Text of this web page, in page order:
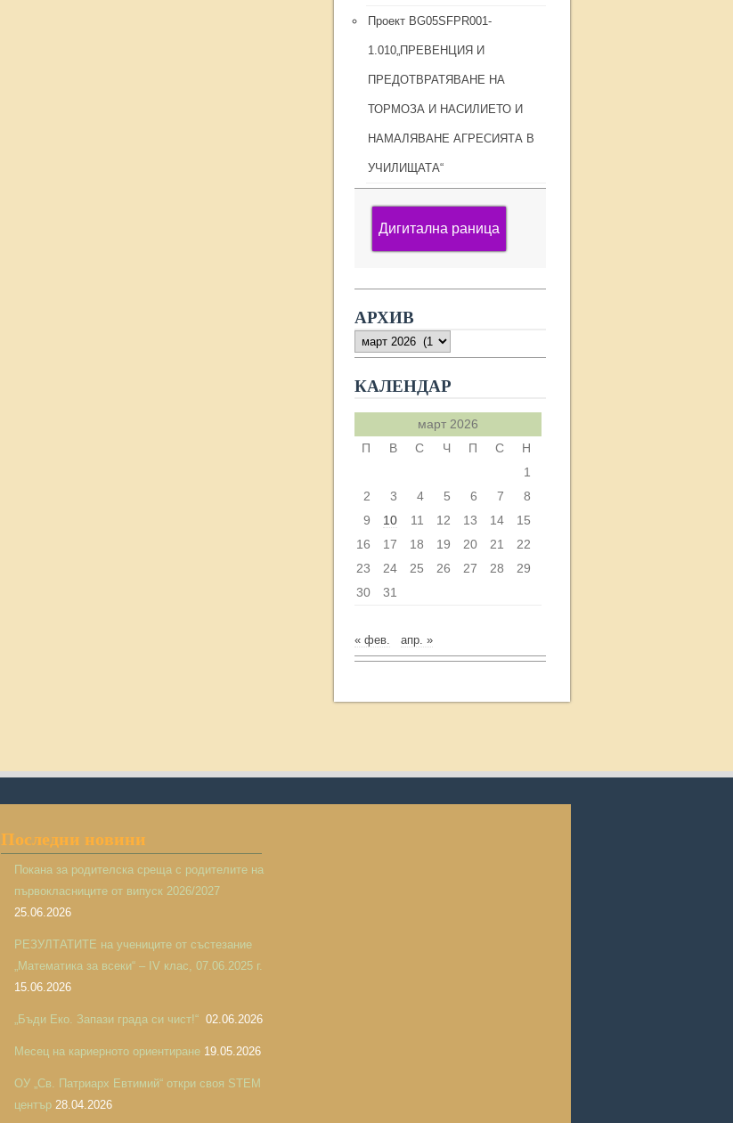
Проект BG05SFPR001-
1.010„ПРЕВЕНЦИЯ И
ПРЕДОТВРАТЯВАНЕ НА
ТОРМОЗА И НАСИЛИЕТО И
НАМАЛЯВАНЕ АГРЕСИЯТА В
УЧИЛИЩАТА“
Дигитална раница
АРХИВ
АРХИВ
КАЛЕНДАР
март 2026
П
В С Ч П С
Н
1
2
3 4 5 6 7
8
9
10 11 12 13 14
15
16
17 18 19 20 21
22
23
24 25 26 27 28
29
30
31
« фев. апр. »
Последни новини
Покана за родителска среща с родителите на
първокласниците от випуск 2026/2027
25.06.2026
РЕЗУЛТАТИТЕ на учениците от състезание
„Математика за всеки“ – IV клас, 07.06.2025 г.
15.06.2026
„Бъди Еко. Запази града си чист!“ 02.06.2026
Месец на кариерното ориентиране 19.05.2026
ОУ „Св. Патриарх Евтимий“ откри своя STEM
център 28.04.2026